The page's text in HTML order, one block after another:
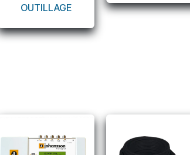
OUTILLAGE